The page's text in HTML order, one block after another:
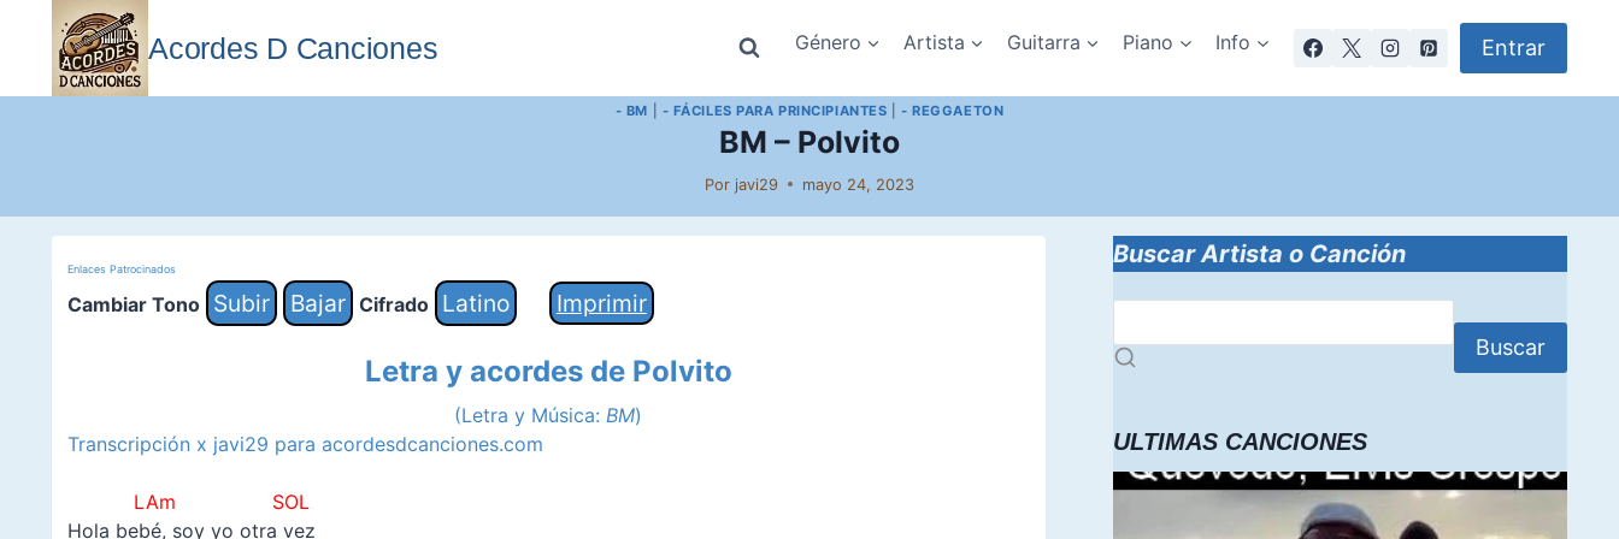
contenido
Acordes D Canciones Género Artista Guitarra Piano Info Entrar
- BM - FÁCILES PARA PRINCIPIANTES |- REGGAETON
BM – Polvito
Por javi29 mayo 24, 2023
Enlaces Patrocinados
Cambiar Tono Subir Bajar Cifrado Latino Imprimir
Letra y acordes de Polvito
(Letra y Música:BM)
Transcripción x javi29 para acordesdcanciones.com
LAm SOL
Hola bebé, soy yo otra vez
Buscar Artista o Canción
Buscar
ULTIMAS CANCIONES